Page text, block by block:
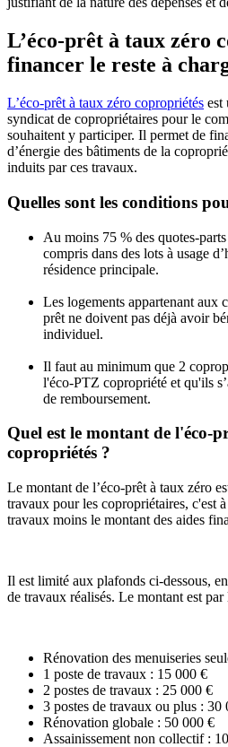
L’éco-prêt à taux zéro
financer le reste à
L’éco-prêt à taux zéro copropriétés est
syndicat de copropriétaires pour le
souhaitent y participer. Il permet de
d’énergie des bâtiments de la
induits par ces travaux.
Quelles sont les conditions
Au moins 75 % des quotes-
compris dans des lots à usage
résidence principale.
Les logements appartenant aux
prêt ne doivent pas déjà avoir
individuel.
Il faut au minimum que 2
l'éco-PTZ copropriété et qu'ils
de remboursement.
Quel est le montant de l'éco-
copropriétés ?
Le montant de l’éco-prêt à taux zéro
travaux pour les copropriétaires, c'est
travaux moins le montant des aides
Il est limité aux plafonds ci-dessous,
de travaux réalisés. Le montant est par
Rénovation des menuiseries
1 poste de travaux : 15 000 €
2 postes de travaux : 25 000 €
3 postes de travaux ou plus : 30
Rénovation globale : 50 000 €
Assainissement non collectif :